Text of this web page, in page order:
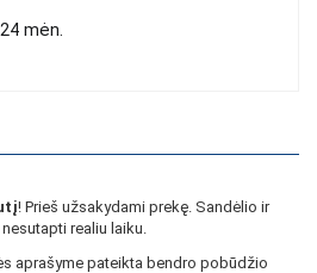
24 mėn.
! Prieš užsakydami prekę. Sandėlio ir
realiu laiku.
aprašyme pateikta bendro pobūdžio